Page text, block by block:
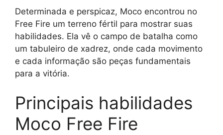
Determinada e perspicaz, Moco encontrou no
Free Fire um terreno fértil para mostrar suas
habilidades. Ela vê o campo de batalha como
um tabuleiro de xadrez, onde cada movimento
e cada informação são peças fundamentais
para a vitória.
Principais habilidades
Moco Free Fire